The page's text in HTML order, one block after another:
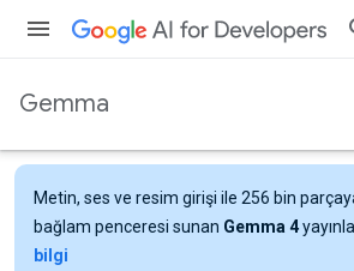
Gemma
Metin, ses ve resim girişi ile 256 bin
bağlam penceresi sunan Gemma 4
bilgi